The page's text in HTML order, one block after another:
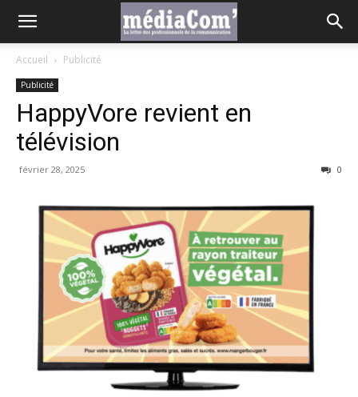
Accueil Publicité
Publicité
HappyVore revient en
télévision
février 28, 2025 0